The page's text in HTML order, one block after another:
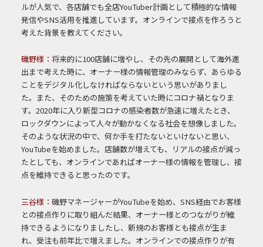
ルが人気で、各店舗でも全店YouTuber計画として積極的な情報
発信やSNS活用を推進しています。オンラインで接点を作ろうと
考えた背景を教えてください。
磯野様： 将来的に100店舗に増やし、その先の展開として海外進
出まで考えた時に、オーナー様の情報管理のみならず、あらゆる
ことをデジタル化しなければならないという思いがありまし
た。また、そのための施策を考えていた時にコロナ禍となりま
す。2020年に入り新型コロナの感染者数が急速に増えたとき、
ロックダウンによって人々が動かなくなる社会を想像しました。
そのような状況の中で、何か手を打たないといけないと思い、
YouTubeを始めました。店舗数が増えても、リアルの接点が減っ
たとしても、オンラインであればオーナー様の情報を管理し、接
点を維持できると思ったのです。
三谷様： 磯野マネージャーがYouTubeを始め、SNS経由でお客様
との接点作りに取り組んだ結果、オーナー様とのつながりが維
持できるようになりましたし、新規のお客様とも接点が生ま
れ、受注も前年比で増えました。オンラインでの接点作りが有